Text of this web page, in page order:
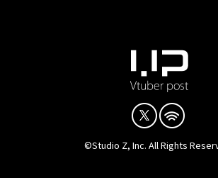
©Studio Z, Inc. All Rights